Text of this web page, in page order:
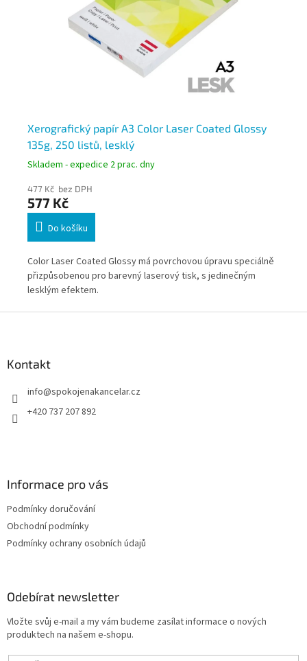
Xerografický papír A3 Color Laser Coated Glossy
135g, 250 listů, lesklý
Skladem - expedice 2 prac. dny
477 Kč bez DPH
577 Kč
Do košíku
Color Laser Coated Glossy má povrchovou úpravu speciálně
přizpůsobenou pro barevný laserový tisk, s jedinečným
lesklým efektem.
Kontakt
info@spokojenakancelar.cz
+420 737 207 892
Informace pro vás
Podmínky doručování
Obchodní podmínky
Podmínky ochrany osobních údajů
Odebírat newsletter
Vložte svůj e-mail a my vám budeme zasílat informace o nových
produktech na našem e-shopu.